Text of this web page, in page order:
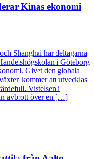
Kinas ekonomi
Shanghai har deltagarna
i Göteborg
Givet den globala
kommer att utvecklas
Vistelsen i
avbrott över en […]